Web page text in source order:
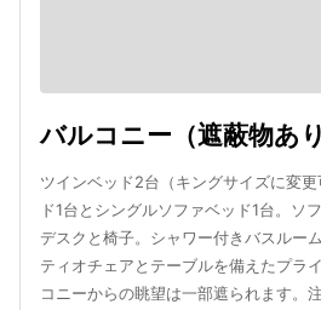
バルコニー（遮蔽物あり
ツインベッド2台（キングサイズに変
ド1台とシングルソファベッド1台。ソ
デスクと椅子。シャワー付きバスルー
ティオチェアとテーブルを備えたプラ
コニーからの眺望は一部遮られます。